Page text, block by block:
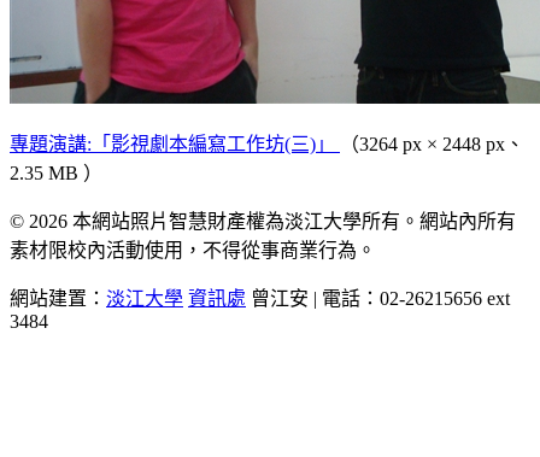
專題演講:「影視劇本編寫工作坊(三)」
（3264 px × 2448 px、
2.35 MB ）
© 2026 本網站照片智慧財產權為淡江大學所有。網站內所有
素材限校內活動使用，不得從事商業行為。
網站建置： 淡江大學 資訊處 曾江安 | 電話：02-26215656 ext
3484